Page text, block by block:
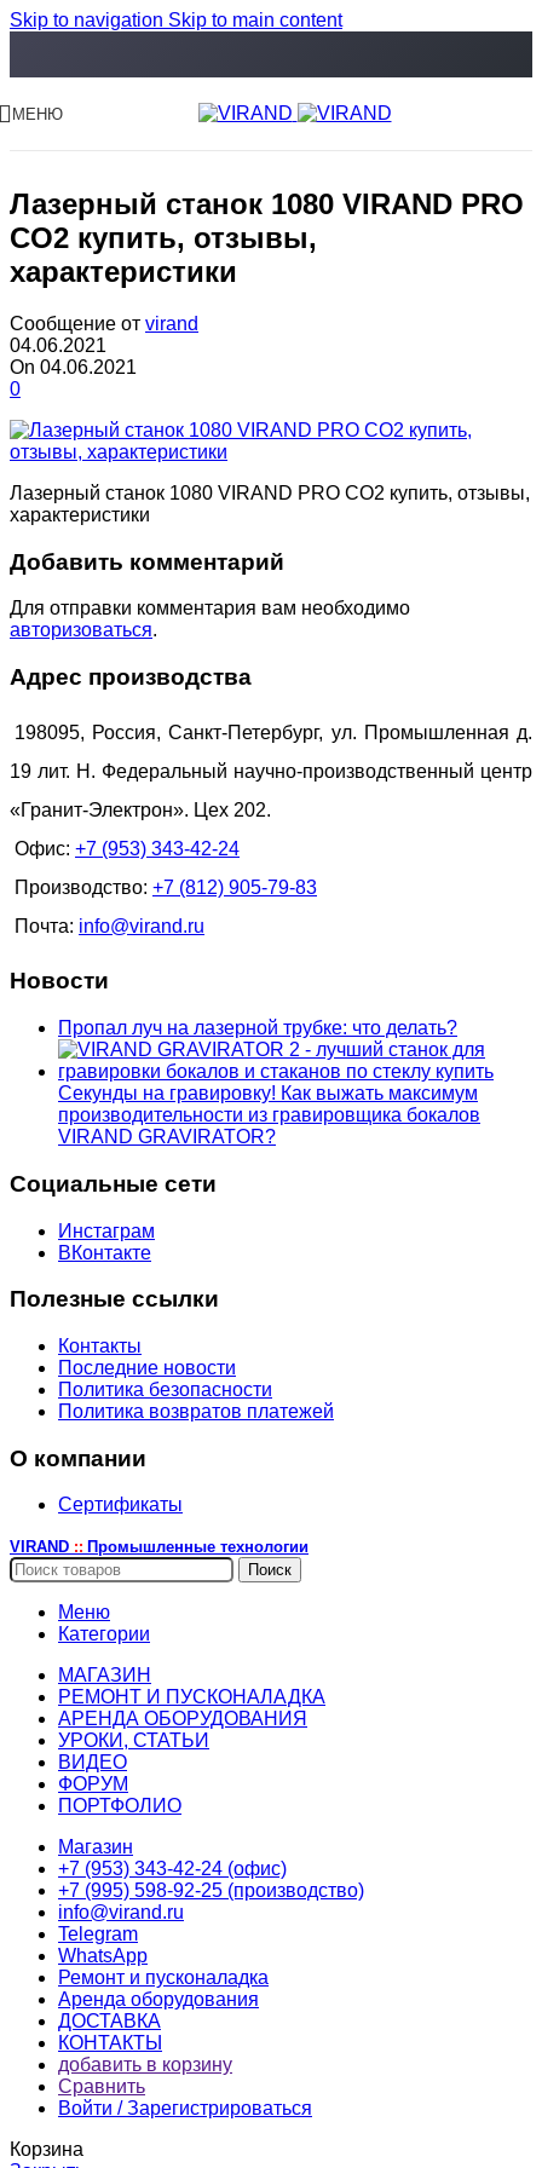
Skip to navigation Skip to main content
МЕНЮ
Лазерный станок 1080 VIRAND PRO
CO2 купить, отзывы,
характеристики
Сообщение от virand
04.06.2021
On 04.06.2021
0
Лазерный станок 1080 VIRAND PRO CO2 купить, отзывы,
характеристики
Добавить комментарий
Для отправки комментария вам необходимо
авторизоваться.
Адрес производства
198095, Россия, Санкт-Петербург, ул. Промышленная д.
19 лит. Н. Федеральный научно-производственный центр
«Гранит-Электрон». Цех 202.
Офис: +7 (953) 343-42-24
Производство: +7 (812) 905-79-83
Почта: info@virand.ru
Новости
Пропал луч на лазерной трубке: что делать?
Секунды на гравировку! Как выжать максимум
производительности из гравировщика бокалов
VIRAND GRAVIRATOR?
Социальные сети
Инстаграм
ВКонтакте
Полезные ссылки
Контакты
Последние новости
Политика безопасности
Политика возвратов платежей
О компании
Сертификаты
VIRAND :: Промышленные технологии
Поиск
Меню
Категории
МАГАЗИН
РЕМОНТ И ПУСКОНАЛАДКА
АРЕНДА ОБОРУДОВАНИЯ
УРОКИ, СТАТЬИ
ВИДЕО
ФОРУМ
ПОРТФОЛИО
Магазин
+7 (953) 343-42-24 (офис)
+7 (995) 598-92-25 (производство)
info@virand.ru
Telegram
WhatsApp
Ремонт и пусконаладка
Аренда оборудования
ДОСТАВКА
КОНТАКТЫ
добавить в корзину
Сравнить
Войти / Зарегистрироваться
Корзина